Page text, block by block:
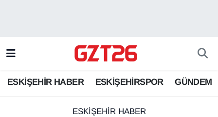
ESKİŞEHİR HABER ESKİŞEHİRSPOR GÜNDEM
ESKİŞEHİR HABER
ESKİŞEHİRSPOR
GÜNDEM
Odunpazarı Trafik Yoğunluk Haritası
Süper Lig Puan Durumu ve Fikstür
Tüm Manşetler